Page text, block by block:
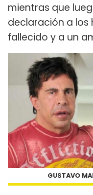
mientras que
declaración a los
fallecido y a un
GUSTAVO